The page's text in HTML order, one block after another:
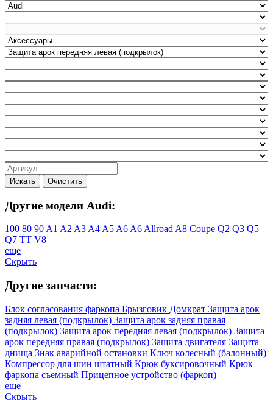
Искать Очистить
Другие модели Audi:
100 80 90 A1 A2 A3 A4 A5 A6 A6 Allroad A8 Coupe Q2 Q3 Q5
Q7 TT V8
еще
Скрыть
Другие запчасти:
Блок согласования фаркопа Брызговик Домкрат Защита арок
задняя левая (подкрылок) Защита арок задняя правая
(подкрылок) Защита арок передняя левая (подкрылок) Защита
арок передняя правая (подкрылок) Защита двигателя Защита
днища Знак аварийной остановки Ключ колесный (балонный)
Компрессор для шин штатный Крюк буксировочный Крюк
фаркопа съемный Прицепное устройство (фаркоп)
еще
Скрыть